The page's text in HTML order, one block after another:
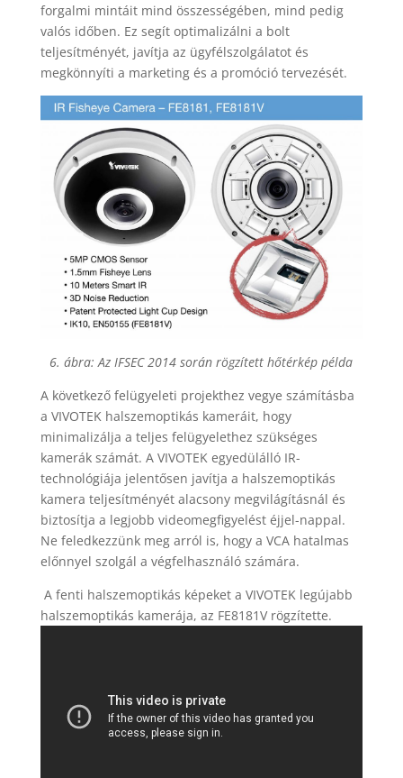
forgalmi mintáit mind összességében, mind pedig
valós időben. Ez segít optimalizálni a bolt
teljesítményét, javítja az ügyfélszolgálatot és
megkönnyíti a marketing és a promóció tervezését.
6. ábra: Az IFSEC 2014 során rögzített hőtérkép példa
A következő felügyeleti projekthez vegye számításba
a VIVOTEK halszemoptikás kameráit, hogy
minimalizálja a teljes felügyelethez szükséges
kamerák számát. A VIVOTEK egyedülálló IR-
technológiája jelentősen javítja a halszemoptikás
kamera teljesítményét alacsony megvilágításnál és
biztosítja a legjobb videomegfigyelést éjjel-nappal.
Ne feledkezzünk meg arról is, hogy a VCA hatalmas
előnnyel szolgál a végfelhasználó számára.
A fenti halszemoptikás képeket a VIVOTEK legújabb
halszemoptikás kamerája, az FE8181V rögzítette.